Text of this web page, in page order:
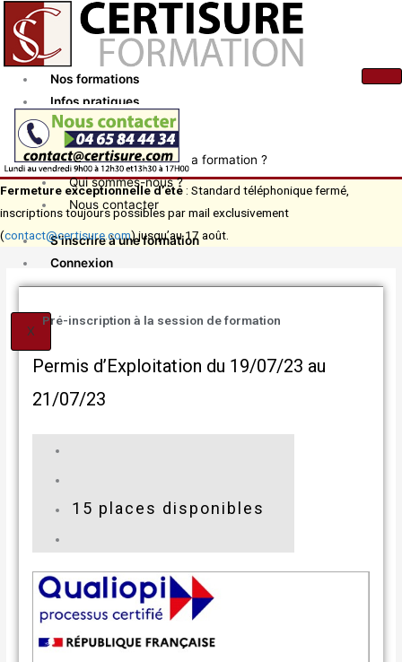
contenu
Nos formations
Infos pratiques
Actualités
Comment financer ma formation ?
Qui sommes-nous ?
Nous contacter
S’inscrire à une formation
Connexion
X
Fermeture exceptionnelle d’été : Standard téléphonique fermé,
inscriptions toujours possibles par mail exclusivement
(contact@certisure.com) jusqu’au 17 août.
Pré-inscription à la session de formation
Permis d’Exploitation du 19/07/23 au
21/07/23
15 places disponibles